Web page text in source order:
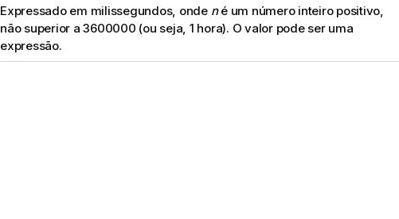
Expressado em milissegundos, onde né um número inteiro positivo,
não superior a3600000 (ou seja, 1 hora). O valor pode ser uma
expressão.